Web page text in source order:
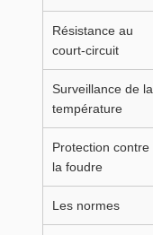
Résistance au
court-circuit
Surveillance de la
température
Protection contre
la foudre
Les normes